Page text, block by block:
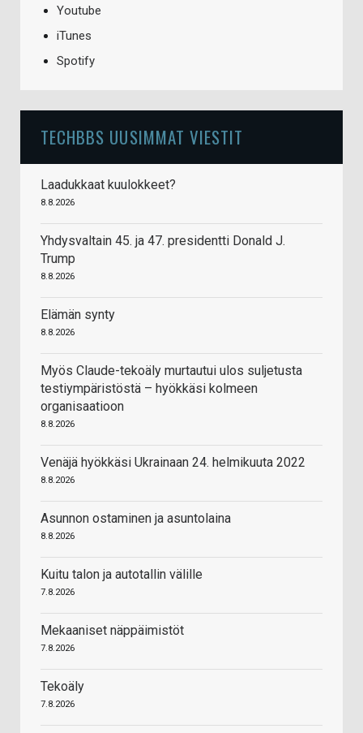
Youtube
iTunes
Spotify
TECHBBS UUSIMMAT VIESTIT
Laadukkaat kuulokkeet?
8.8.2026
Yhdysvaltain 45. ja 47. presidentti Donald J.
Trump
8.8.2026
Elämän synty
8.8.2026
Myös Claude-tekoäly murtautui ulos suljetusta
testiympäristöstä – hyökkäsi kolmeen
organisaatioon
8.8.2026
Venäjä hyökkäsi Ukrainaan 24. helmikuuta 2022
8.8.2026
Asunnon ostaminen ja asuntolaina
8.8.2026
Kuitu talon ja autotallin välille
7.8.2026
Mekaaniset näppäimistöt
7.8.2026
Tekoäly
7.8.2026